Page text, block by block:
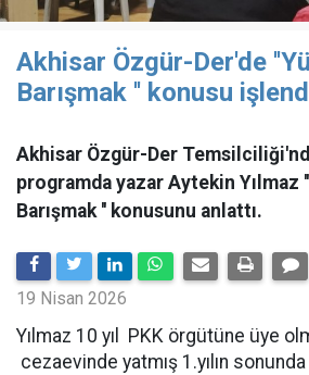
Akhisar Özgür-Der'de
Barışmak '' konusu
Akhisar Özgür-Der
programda yazar Aytekin Yılmaz
Barışmak '' konusunu anlattı.
19 Nisan 2026
Yılmaz 10 yıl PKK örgütüne üye
cezaevinde yatmış 1.yılın